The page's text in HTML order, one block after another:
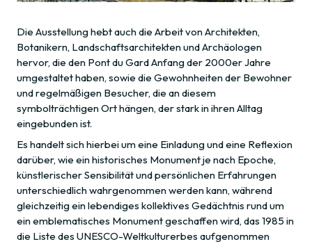
Die Ausstellung hebt auch die Arbeit von Architekten,
Botanikern, Landschaftsarchitekten und Archäologen
hervor, die den Pont du Gard Anfang der 2000er Jahre
umgestaltet haben, sowie die Gewohnheiten der Bewohner
und regelmäßigen Besucher, die an diesem
symbolträchtigen Ort hängen, der stark in ihren Alltag
eingebunden ist.
Es handelt sich hierbei um eine Einladung und eine Reflexion
darüber, wie ein historisches Monument je nach Epoche,
künstlerischer Sensibilität und persönlichen Erfahrungen
unterschiedlich wahrgenommen werden kann, während
gleichzeitig ein lebendiges kollektives Gedächtnis rund um
ein emblematisches Monument geschaffen wird, das 1985 in
die Liste des UNESCO-Weltkulturerbes aufgenommen